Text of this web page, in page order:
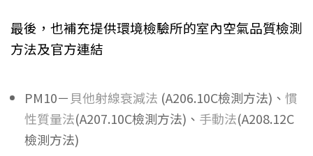
最後，也補充提供環境檢驗所的室內空氣品質檢測
方法及官方連結
PM10－ 貝他射線衰減法 (A206.10C檢測方法)、 慣
性質量法(A207.10C檢測方法)、 手動法(A208.12C
檢測方法)